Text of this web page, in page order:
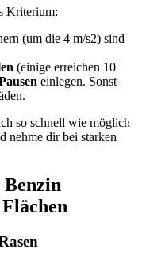
Kriterium:
(um die 4 m/s2) sind
(einige erreichen 10
einlegen. Sonst
so schnell wie möglich
nehme dir bei starken